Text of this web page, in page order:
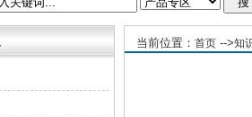
当前位置： 首页 -->知